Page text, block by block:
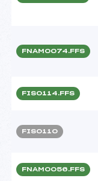
FNAM0074.FFS
FIS0114.FFS
FIS0110
FNAM0056.FFS